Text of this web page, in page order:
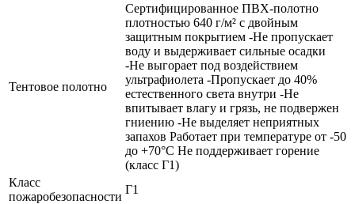
Тентовое полотно
Сертифицированное ПВХ-полотно
плотностью 640 г/м² с двойным
защитным покрытием -Не пропускает
воду и выдерживает сильные осадки
-Не выгорает под воздействием
ультрафиолета -Пропускает до 40%
естественного света внутри -Не
впитывает влагу и грязь, не подвержен
гниению -Не выделяет неприятных
запахов Работает при температуре от -50
до +70°C Не поддерживает горение
(класс Г1)
Класс
пожаробезопасности
Г1